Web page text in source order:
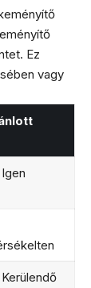
Ez
vagy
Igen
Kerülendő